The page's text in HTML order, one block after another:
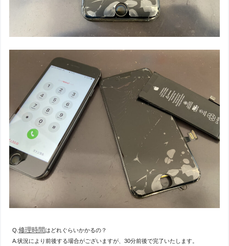
Q.修理時間はどれぐらいかかるの？
A.状況により前後する場合がございますが、30分前後で完了いたします。